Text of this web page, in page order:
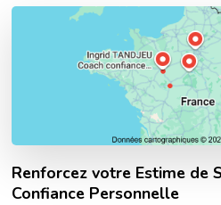
Renforcez votre Estime de
Confiance Personnelle